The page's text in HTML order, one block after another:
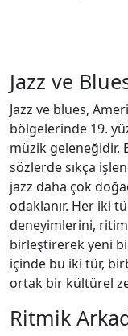
Jazz ve
Jazz ve blues,
bölgelerinde 19.
müzik geleneğidir.
sözlerde sıkça
jazz daha çok
odaklanır. Her iki
deneyimlerini, ritim
birleştirerek yeni
içinde bu iki tür,
ortak bir kültürel
Ritmik